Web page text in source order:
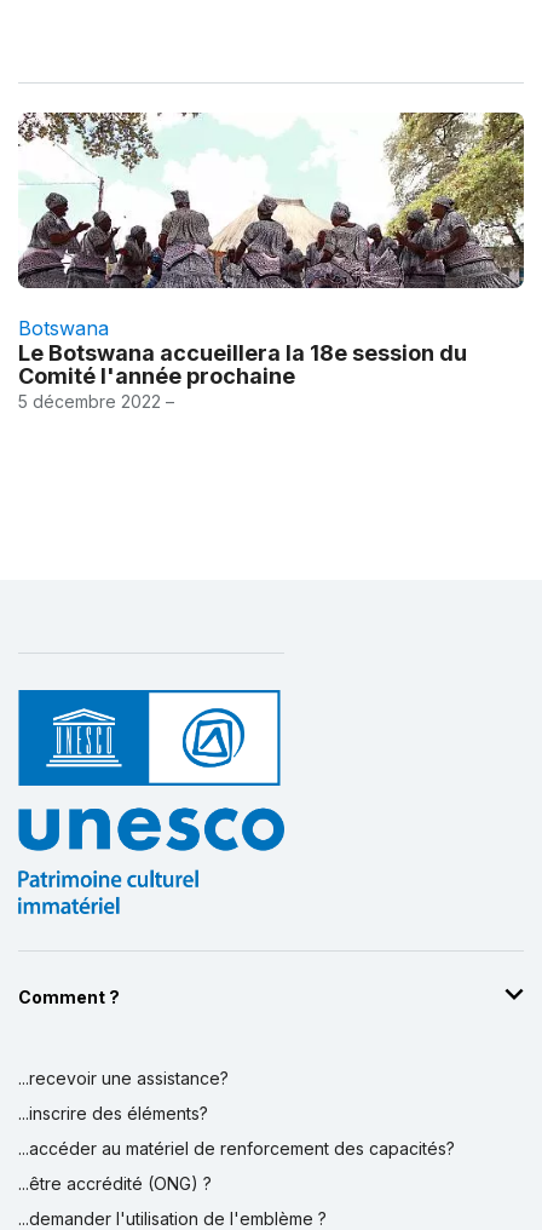
Botswana
Le Botswana accueillera la 18e session du
Comité l'année prochaine
5 décembre 2022 –
Comment ?
...recevoir une assistance?
...inscrire des éléments?
...accéder au matériel de renforcement des capacités?
...être accrédité (ONG) ?
...demander l'utilisation de l'emblème ?